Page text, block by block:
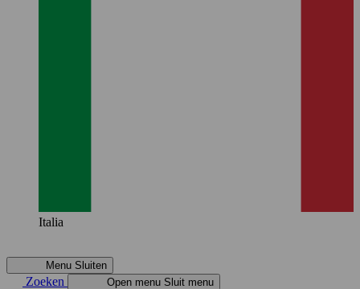
Italia
Menu Sluiten
Zoeken Open menu Sluit menu